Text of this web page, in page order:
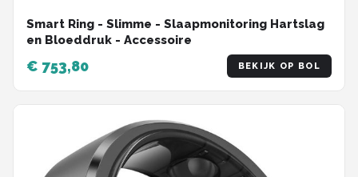
Smart Ring - Slimme - Slaapmonitoring Hartslag
en Bloeddruk - Accessoire
€ 753,80 BEKIJK OP BOL